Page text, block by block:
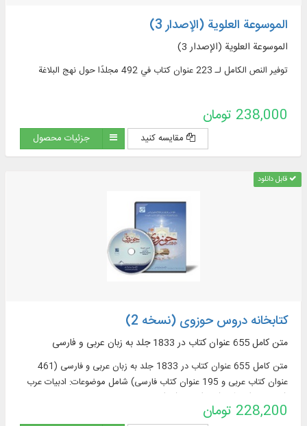
الموسوعة العلوية (الإصدار 3)
الموسوعة العلوية (الإصدار 3)
توفير النص الكامل لـ 223 عنوان كتاب في 492 مجلدًا حول نهج البلاغة
238,000 تومان
مقایسه کنید جزئیات محصول
قابل دانلود
کتابخانه دروس حوزوی (نسخه 2)
متن کامل 655 عنوان کتاب در 1833 جلد به زبان عربی و فارسی
متن کامل 655 عنوان کتاب در 1833 جلد به زبان عربی و فارسی (461
عنوان کتاب عربی و 195 عنوان کتاب فارسی) شامل موضوعات: ادبیات عرب
228,200 تومان